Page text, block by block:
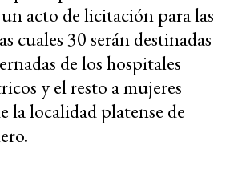
acto de licitación para las
cuales 30 serán destinadas
de los hospitales
y el resto a mujeres
la localidad platense de